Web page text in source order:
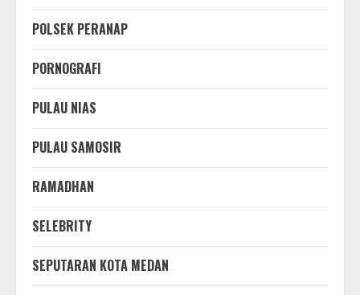
POLSEK PERANAP
PORNOGRAFI
PULAU NIAS
PULAU SAMOSIR
RAMADHAN
SELEBRITY
SEPUTARAN KOTA MEDAN